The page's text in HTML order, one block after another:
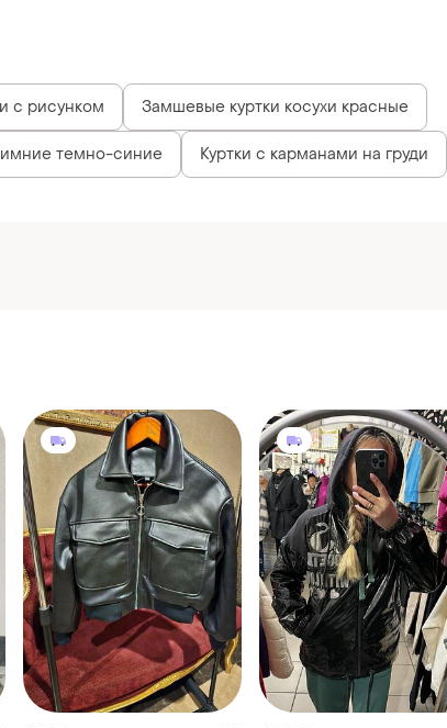
1699 грн 2
Укороченная косуха эко
кожа укороченная куртка
эко кожа кожа кожа
кожаная куртка эко кожа
кожаный бомбер с
карманами кожаная куртка
с карманами
ХS и еще 10
1000 грн 2
Куртка лакова
M-L и еще 1